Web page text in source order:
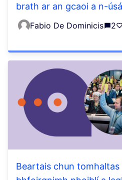
brath ar an gcaoi a n-
Fabio De Dominicis 2
Beartais chun